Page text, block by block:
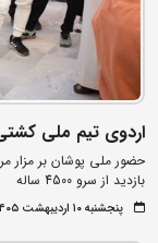
اردوی تیم ملی
حضور ملی پوشان بر مزار
بازدید از سرو 4500 ساله
پنجشنبه ۱۰ اردیبهشت ۱۴۰۵